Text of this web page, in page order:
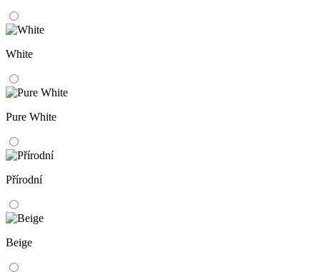
White
Pure White
Přírodní
Beige